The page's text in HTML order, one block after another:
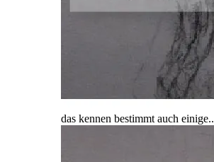
das kennen bestimmt auch einige..